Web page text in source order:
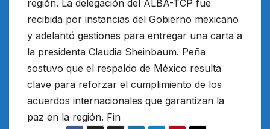
región. La delegación del ALBA-TCP fue
recibida por instancias del Gobierno mexicano
y adelantó gestiones para entregar una carta a
la presidenta Claudia Sheinbaum. Peña
sostuvo que el respaldo de México resulta
clave para reforzar el cumplimiento de los
acuerdos internacionales que garantizan la
paz en la región. Fin